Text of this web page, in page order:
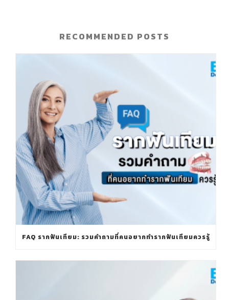
RECOMMENDED POSTS
FAQ รากฟันเทียม: รวมคำถามที่คนอยากทำรากฟันเทียมควรรู้